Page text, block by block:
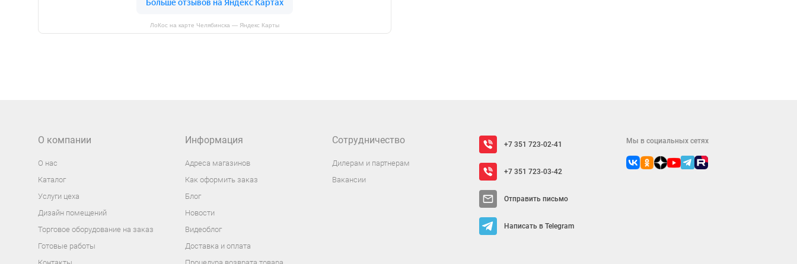
ЛоКос на карте Челябинска — Яндекс Карты
О компании
О нас
Каталог
Услуги цеха
Дизайн помещений
Торговое оборудование на заказ
Готовые работы
Информация
Адреса магазинов
Как оформить заказ
Блог
Новости
Видеоблог
Доставка и оплата
Сотрудничество
Дилерам и партнерам
Вакансии
+7 351 723-02-41
+7 351 723-03-42
Отправить письмо
Написать в Telegram
Мы в социальных сетях